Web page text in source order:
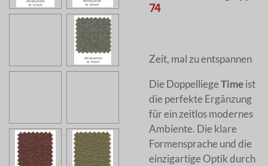
74
Zeit, mal zu entspannen
Die DoppelliegeTimeist
die perfekte Ergänzung
für ein zeitlos modernes
Ambiente. Die klare
Formensprache und die
einzigartige Optik durch